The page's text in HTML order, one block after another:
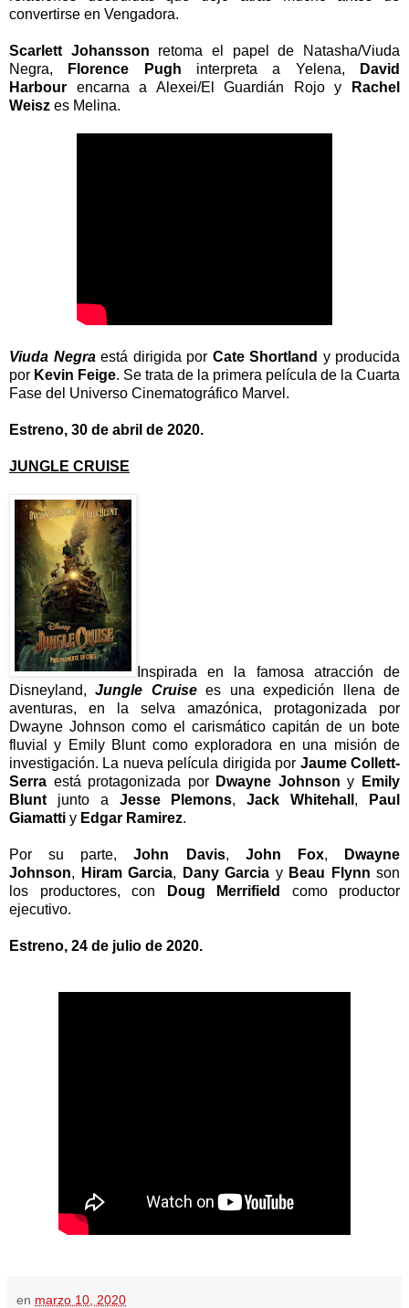
convertirse en Vengadora.
Scarlett Johansson retoma el papel de Natasha/Viuda
Negra,
Florence Pugh interpreta a Yelena,
David
Harbour encarna a Alexei/El Guardián Rojo y
Rachel
Weisz es Melina.
Viuda Negraestá dirigida por Cate Shortland y producida
por Kevin Feige. Se trata de la primera película de la Cuarta
Fase del Universo Cinematográfico Marvel.
Estreno, 30 de abril de 2020.
JUNGLE CRUISE
Inspirada en la famosa atracción de
Disneyland,Jungle Cruisees una expedición llena de
aventuras, en la selva amazónica, protagonizada por
Dwayne Johnson como el carismático capitán de un bote
fluvial y Emily Blunt como exploradora en una misión de
investigación. La nueva película dirigida por Jaume Collett-
Serra está protagonizada por Dwayne Johnson y
Emily
Blunt junto a Jesse Plemons,Jack Whitehall ,
Paul
Giamatti y Edgar Ramirez.
Por su parte,John Davis, John Fox,
Dwayne
Johnson, Hiram Garcia, Dany Garcia yBeau Flynn son
los productores, con
Doug Merrifield
como productor
ejecutivo.
Estreno, 24 de julio de 2020.
en marzo 10, 2020